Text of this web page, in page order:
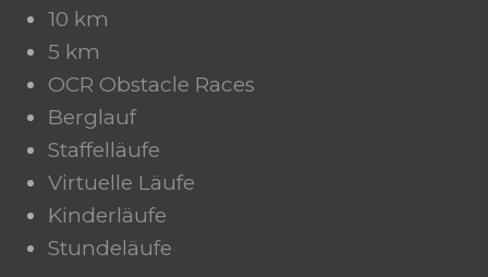
10 km
5 km
OCR Obstacle Races
Berglauf
Staffelläufe
Virtuelle Läufe
Kinderläufe
Stundeläufe